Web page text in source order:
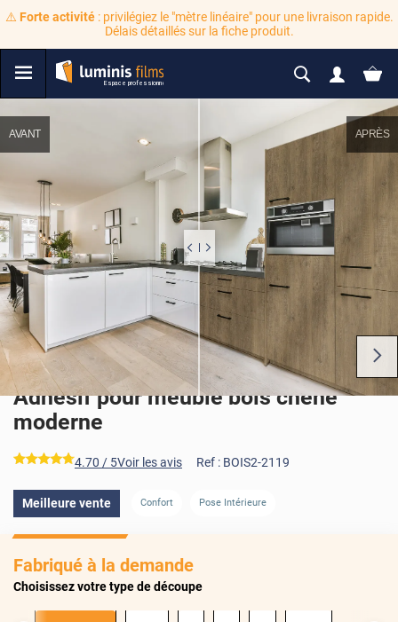
⚠️ Forte activité: privilégiez le "mètre linéaire" pour une livraison rapide.
Délais détaillés sur la fiche produit.
AVANT APRÈS
AVANT
Adhésif pour meuble bois chêne
moderne
*****
4.70 / 5Voir les avis Ref : BOIS2-2119
Meilleure vente Confort Pose Intérieure
Fabriqué à la demande
Choisissez votre type de découpe